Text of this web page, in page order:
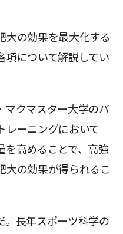
大の効果を最大化する
項について解説してい
マクマスター大学のバ
レーニングにおいて
を高めることで、高強
大の効果が得られるこ
。長年スポーツ科学の